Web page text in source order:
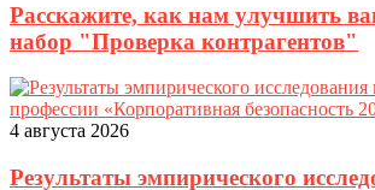
Расскажите, как нам улучшить
набор "Проверка контрагентов"
4 августа 2026
Результаты эмпирического